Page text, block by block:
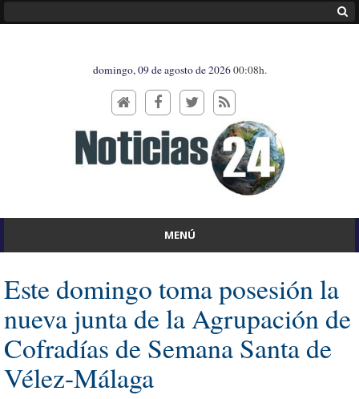
domingo, 09 de agosto de 202600:08h.
MENÚ
Este domingo toma posesión la
nueva junta de la Agrupación de
Cofradías de Semana Santa de
Vélez-Málaga